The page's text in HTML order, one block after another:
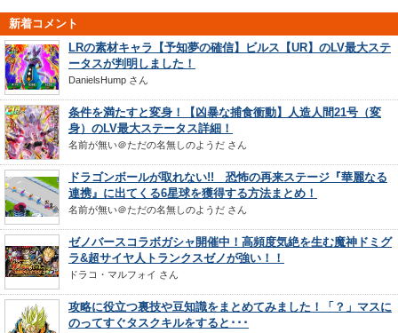
新着コメント
LRの素材キャラ【予知夢の確信】ビルス【UR】のLV最大ステ
ータスが判明しました！
DanielsHump さん
条件を満たすと変身！【凶暴な捕食衝動】人造人間21号（変
身）のLV最大ステータス詳細！
名前が無い＠ただの名無しのようだ さん
ドラゴンボールが取れない!! 恐怖の再来ステージ『華麗なる
連携』に出てくる6星球を獲得する方法まとめ！
名前が無い＠ただの名無しのようだ さん
ゼノバースコラボガシャ開催中！高頻度気絶を生む魔神ドミグ
ラ&超サイヤ人トランクスゼノが強い！！
ドラコ・マルフォイ さん
攻略に役立つ裏技や豆知識をまとめてみました！「？」マスに
のってすぐタスクキルをすると･･･